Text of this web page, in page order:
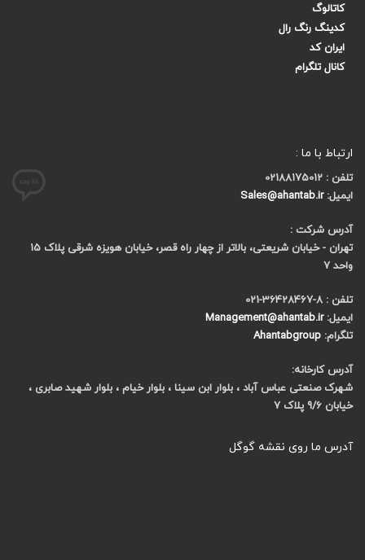
کاتالوگ
کدینگ رنگ رال
ایران کد
کانال تلگرام
ارتباط با ما :
تلفن : 02188175012
ایمیل:Sales@ahantab.ir
آدرس شرکت :
تهران - خیابان شریعتی، بالاتر از چهار راه قصر، خیابان هویزه شرقی پلاک 15
واحد 7
تلفن : 8-36428467-021
ایمیل:Management@ahantab.ir
تلگرام: Ahantabgroup
آدرس کارخانه:
شهرک صنعتی عباس آباد ، بلوار ابن سینا ، بلوار خیام ، بلوار شهید صابری ،
خیابان 9/6 پلاک 7
آدرس ما روی نقشه گوگل